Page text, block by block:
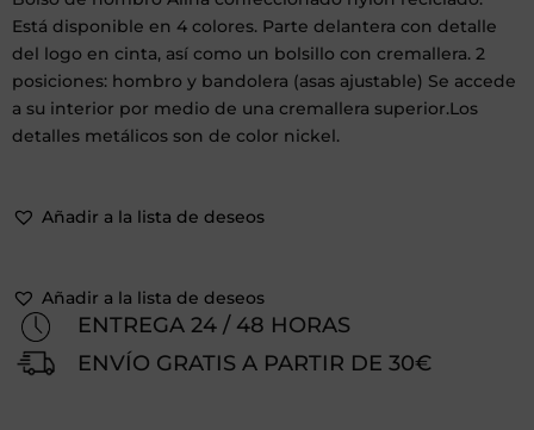
Está disponible en 4 colores. Parte delantera con detalle
del logo en cinta, así como un bolsillo con cremallera. 2
posiciones: hombro y bandolera (asas ajustable) Se accede
a su interior por medio de una cremallera superior.Los
detalles metálicos son de color nickel.
Añadir a la lista de deseos
Añadir a la lista de deseos
ENTREGA 24 / 48 HORAS
ENVÍO GRATIS A PARTIR DE 30€